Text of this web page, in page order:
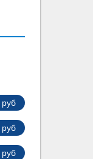
руб
руб
руб